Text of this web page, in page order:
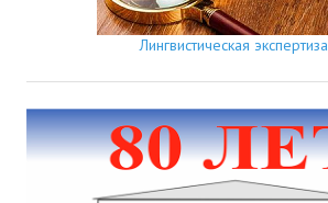
Лингвистическая экспертиза